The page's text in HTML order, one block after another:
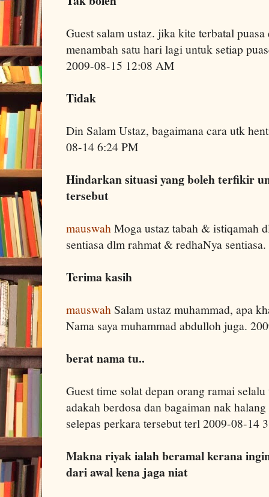
Guest salam ustaz. jika kite terbatal
menambah satu hari lagi untuk setiap
2009-08-15 12:08 AM
Tidak
Din Salam Ustaz, bagaimana cara utk
08-14 6:24 PM
Hindarkan situasi yang boleh terfikir
tersebut
mauswahMoga ustaz tabah & istiqamah
sentiasa dlm rahmat & redhaNya
Terima kasih
mauswahSalam ustaz muhammad, apa
Nama saya muhammad abdulloh juga.
berat nama tu..
Guest time solat depan orang ramai
adakah berdosa dan bagaiman nak
selepas perkara tersebut terl 2009-08-14
Makna riyak ialah beramal kerana
dari awal kena jaga niat